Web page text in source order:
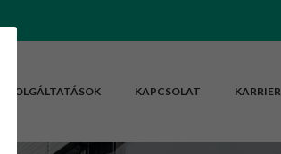
SZOLGÁLTATÁSOK KAPCSOLAT KARRIER